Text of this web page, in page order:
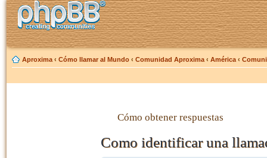
Aproxima ‹ Cómo llamar al Mundo ‹ Comunidad Aproxima ‹ América ‹
Cómo obtener respuestas
Como identificar una